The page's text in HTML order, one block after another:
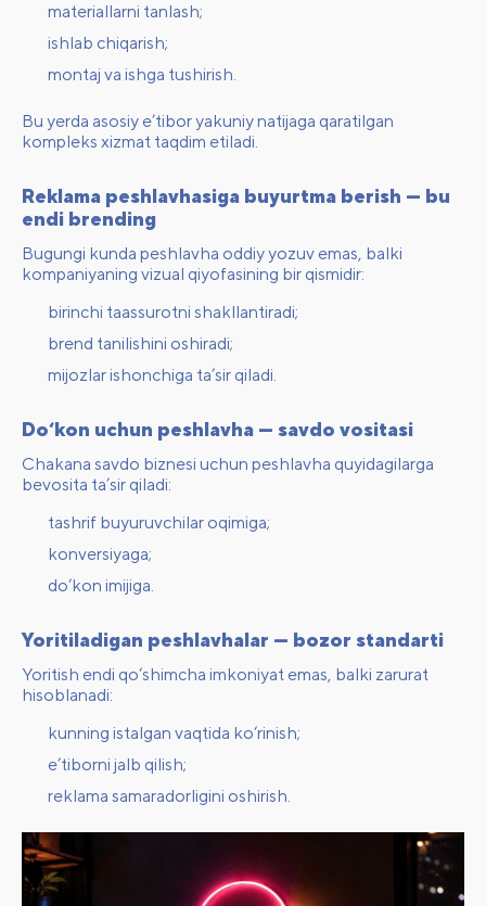
materiallarni tanlash;
ishlab chiqarish;
montaj va ishga tushirish.
Bu yerda asosiy e’tibor yakuniy natijaga qaratilgan
kompleks xizmat taqdim etiladi.
Reklama peshlavhasiga buyurtma berish — bu
endi brending
Bugungi kunda peshlavha oddiy yozuv emas, balki
kompaniyaning vizual qiyofasining bir qismidir:
birinchi taassurotni shakllantiradi;
brend tanilishini oshiradi;
mijozlar ishonchiga ta’sir qiladi.
Do‘kon uchun peshlavha — savdo vositasi
Chakana savdo biznesi uchun peshlavha quyidagilarga
bevosita ta’sir qiladi:
tashrif buyuruvchilar oqimiga;
konversiyaga;
do‘kon imijiga.
Yoritiladigan peshlavhalar — bozor standarti
Yoritish endi qo‘shimcha imkoniyat emas, balki zarurat
hisoblanadi:
kunning istalgan vaqtida ko‘rinish;
e’tiborni jalb qilish;
reklama samaradorligini oshirish.